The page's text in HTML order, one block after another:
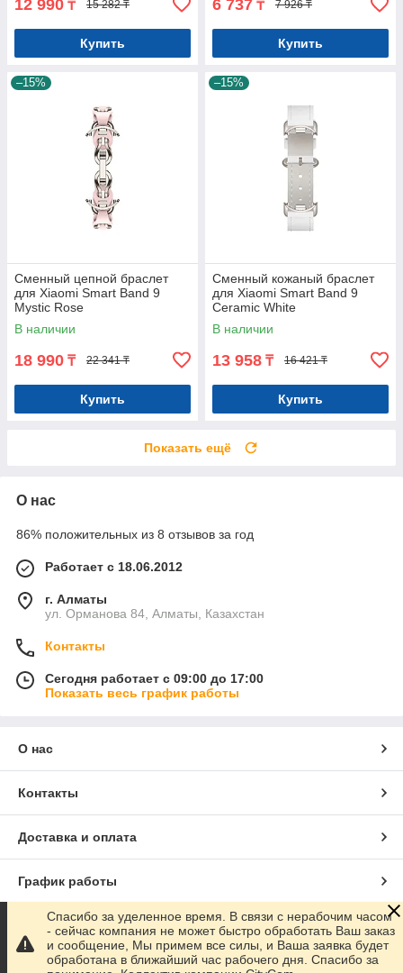
12 990 ₸ 15 282 ₸
Купить
6 737 ₸ 7 926 ₸
Купить
–15%
Сменный цепной браслет
для Xiaomi Smart Band 9
Mystic Rose
В наличии
18 990 ₸ 22 341 ₸
Купить
–15%
Сменный кожаный браслет
для Xiaomi Smart Band 9
Ceramic White
В наличии
13 958 ₸ 16 421 ₸
Купить
Показать ещё
О нас
86% положительных из 8 отзывов за год
Работает с 18.06.2012
г. Алматы
ул. Орманова 84, Алматы, Казахстан
Контакты
Сегодня работает с 09:00 до 17:00
Показать весь график работы
О нас
Контакты
Доставка и оплата
График работы
Полная версия сайта
Сайт создан на маркетплейсеSatu.kz
Спасибо за уделенное время. В связи с нерабочим часом
- сейчас компания не может быстро обработать Ваш заказ
и сообщение, Мы примем все силы, и Ваша заявка будет
обработана в ближайший час рабочего дня. Спасибо за